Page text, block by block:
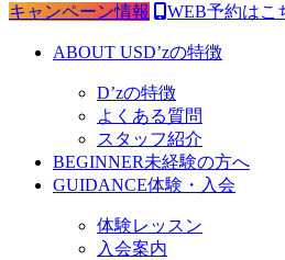
キャンペーン情報 WEB予約はこ
ABOUT USD’zの特徴
D’zの特徴
よくある質問
スタッフ紹介
BEGINNER未経験の方へ
GUIDANCE体験・入会
体験レッスン
入会案内